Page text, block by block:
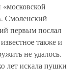
Смоленский
первым послал
также и
не удалось.
лет искала пушки